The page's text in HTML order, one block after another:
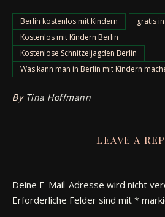
Berlin kostenlos mit Kindern
gratis
Kostenlos mit Kindern Berlin
Kostenlose Schnitzeljagden Berlin
Was kann man in Berlin mit Kindern
By Tina Hoffmann
LEAVE A
Deine E-Mail-Adresse wird nicht
Erforderliche Felder sind mit *